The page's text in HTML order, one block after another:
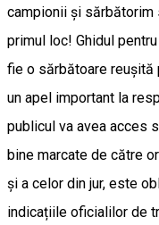
campionii și
primul loc! Ghidul
fie o sărbătoare reușită
un apel important la
publicul va avea acces
bine marcate de către
și a celor din jur, este
indicațiile oficialilor de